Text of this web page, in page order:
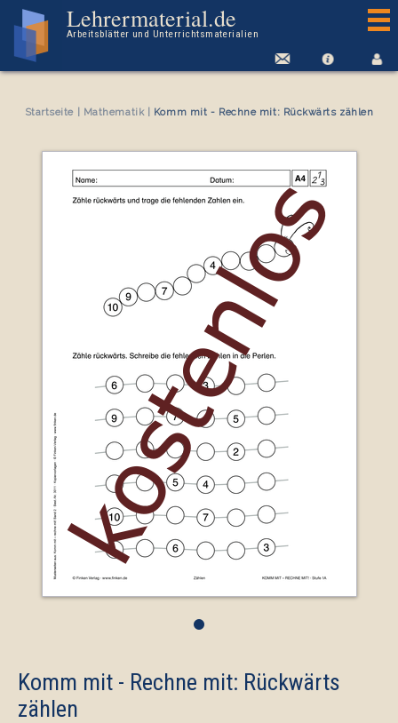
Lehrermaterial.de
Arbeitsblätter und Unterrichtsmaterialien
Startseite Mathematik| Komm mit - Rechne mit: Rückwärts zählen
•
Komm mit - Rechne mit: Rückwärts
zählen